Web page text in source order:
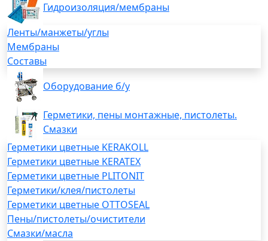
Гидроизоляция/мембраны
Ленты/манжеты/углы
Мембраны
Составы
Оборудование б/у
Герметики, пены монтажные, пистолеты.
Смазки
Герметики цветные KERAKOLL
Герметики цветные KERATEX
Герметики цветные PLITONIT
Герметики/клея/пистолеты
Герметики цветные OTTOSEAL
Пены/пистолеты/очистители
Смазки/масла